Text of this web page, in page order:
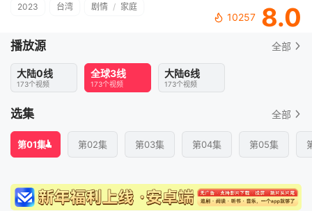
2023 台湾 剧情 / 家庭
10257 8.0
播放源 全部
大陆0线
173个视频
全球3线
173个视频
大陆6线
173个视频
选集 全部
第01集 第02集 第03集 第04集 第05集